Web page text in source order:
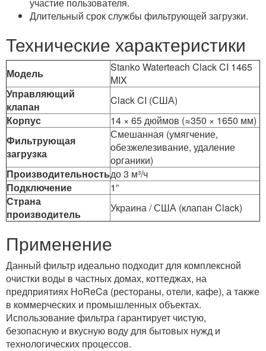
Длительный срок службы фильтрующей загрузки.
Технические характеристики
Модель
Stanko Waterteach Clack CI 1465
MIX
Управляющий
клапан
Clack CI (США)
Корпус
14 × 65 дюймов (≈350 × 1650 мм)
Фильтрующая
загрузка
Смешанная (умягчение,
обезжелезивание, удаление
органики)
Производительностьдо 3 м³/ч
Подключение
1”
Страна
производитель
Украина / США (клапан Clack)
Применение
Данный фильтр идеально подходит для комплексной
очистки воды в частных домах, коттеджах, на
предприятиях HoReCa (рестораны, отели, кафе), а также
в коммерческих и промышленных объектах.
Использование фильтра гарантирует чистую,
безопасную и вкусную воду для бытовых нужд и
технологических процессов.